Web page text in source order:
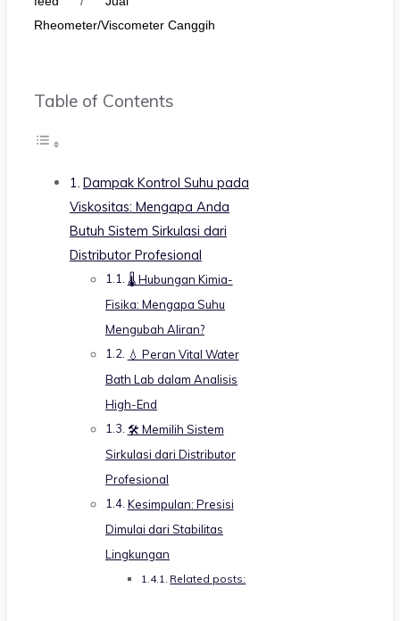
Rheometer/Viscometer Canggih
Table of Contents
Dampak Kontrol Suhu pada
Viskositas: Mengapa Anda
Butuh Sistem Sirkulasi dari
Distributor Profesional
🌡️ Hubungan Kimia-
Fisika: Mengapa Suhu
Mengubah Aliran?
💧 Peran Vital Water
Bath Lab dalam Analisis
High-End
🛠️ Memilih Sistem
Sirkulasi dari Distributor
Profesional
Kesimpulan: Presisi
Dimulai dari Stabilitas
Lingkungan
Related posts: